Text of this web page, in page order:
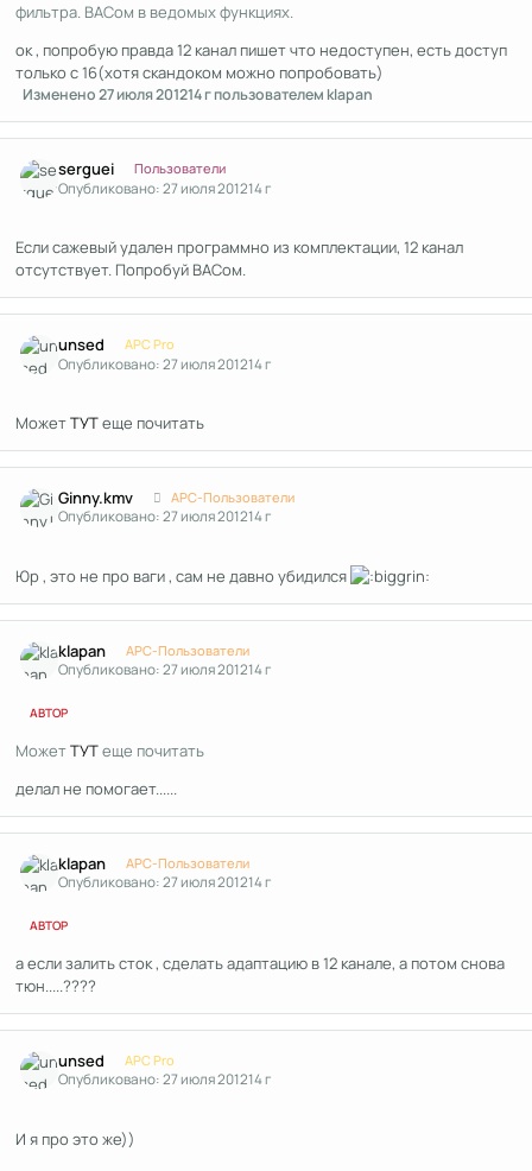
фильтра. ВАСом в ведомых функциях.
ок , попробую правда 12 канал пишет что недоступен, есть доступ
только с 16(хотя скандоком можно попробовать)
Изменено27 июля 201214 гпользователем klapan
serguei Пользователи
Опубликовано:27 июля 201214 г
Если сажевый удален программно из комплектации, 12 канал
отсутствует. Попробуй ВАСом.
unsed APC Pro
Опубликовано:27 июля 201214 г
МожетТУТеще почитать
Ginny.kmv APC-Пользователи
Опубликовано:27 июля 201214 г
Юр , это не про ваги , сам не давно убидился
klapan APC-Пользователи
Опубликовано:27 июля 201214 г
АВТОР
МожетТУТеще почитать
делал не помогает......
klapan APC-Пользователи
Опубликовано:27 июля 201214 г
АВТОР
а если залить сток , сделать адаптацию в 12 канале, а потом снова
тюн.....????
unsed APC Pro
Опубликовано:27 июля 201214 г
И я про это же))